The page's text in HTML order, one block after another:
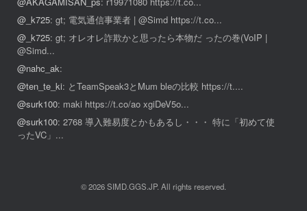
@_k725: gt; 電気通信事業者 | @Simd https://t.co...
@_k725: gt; オレオレ詐欺かと思ったら本物だ ったの巻(VoIP |
@Simd...
@nahc_ak:
@ten_te_ki: とTeamSpeak3とMum bleの比較 https://t....
@surk100: maki https://t.co/ao xgiDeV5o...
@surk100: 2768 導入難易度とかもあるし・・・ 特に「初めて使
ったVC」...
© 2026 SIMD.GGS.JP. All rights reserved.